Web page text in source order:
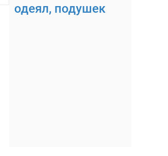
одеял, подушек